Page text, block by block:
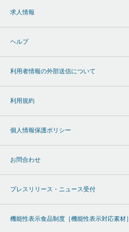
求人情報
ヘルプ
利用者情報の外部送信について
利用規約
個人情報保護ポリシー
お問合わせ
プレスリリース・ニュース受付
機能性表示食品制度［機能性表示対応素材］